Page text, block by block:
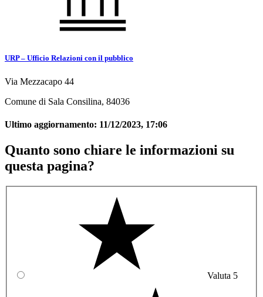
URP – Ufficio Relazioni con il pubblico
Via Mezzacapo 44
Comune di Sala Consilina, 84036
Ultimo aggiornamento: 11/12/2023, 17:06
Quanto sono chiare le informazioni su
questa pagina?
Valuta 5